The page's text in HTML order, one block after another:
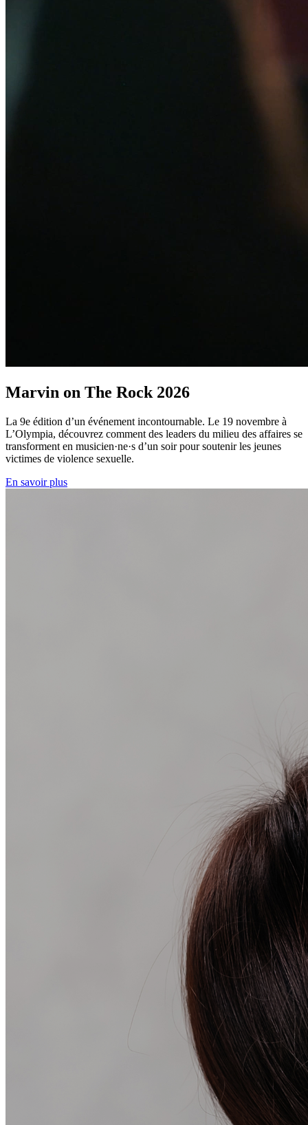
Marvin on The Rock 2026
La 9e édition d’un événement incontournable. Le 19 novembre à
L’Olympia, découvrez comment des leaders du milieu des affaires se
transforment en musicien·ne·s d’un soir pour soutenir les jeunes
victimes de violence sexuelle.
En savoir plus